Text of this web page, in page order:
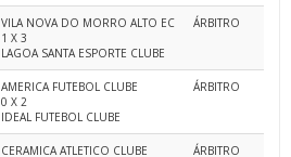
VILA NOVA DO MORRO ALTO EC
1 X 3
LAGOA SANTA ESPORTE CLUBE
ÁRBITRO
AMERICA FUTEBOL CLUBE
0 X 2
IDEAL FUTEBOL CLUBE
ÁRBITRO
CERAMICA ATLETICO CLUBE
ÁRBITRO